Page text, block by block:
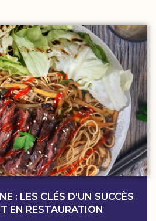
: LES CLÉS D'UN SUCCÈS
EN RESTAURATION